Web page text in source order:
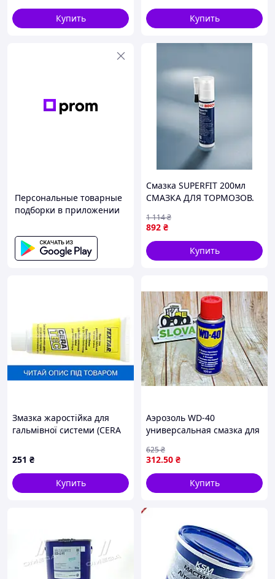
Купить
Купить
Персональные товарные
подборки в приложении
Смазка SUPERFIT 200мл
СМАЗКА ДЛЯ ТОРМОЗОВ.
(МЕХАНИЧЕСКИЙ СПРЕЙ
СО ЩЕТКОЙ)/
ЗАБЛОКОВАНО К
ВОЗВРАЩЕНИЮ BOSCH
892 ₴
1 114₴
Купить
Змазка жаростійка для
гальмівної системи (CERA
251 ₴
Купить
Аэрозоль WD-40
универсальная смазка для
механизмами и
поверхностями 100 мл
312.50 ₴
625₴
Купить